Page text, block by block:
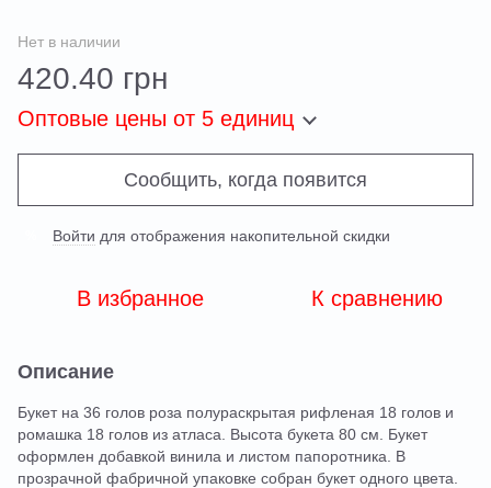
Нет в наличии
420.40 грн
Оптовые цены от 5 единиц
Сообщить, когда появится
Войти для отображения накопительной скидки
В избранное К сравнению
Описание
Букет на 36 голов роза полураскрытая рифленая 18 голов и
ромашка 18 голов из атласа. Высота букета 80 см. Букет
оформлен добавкой винила и листом папоротника. В
прозрачной фабричной упаковке собран букет одного цвета.